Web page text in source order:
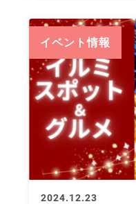
イベント情報
2024.12.23